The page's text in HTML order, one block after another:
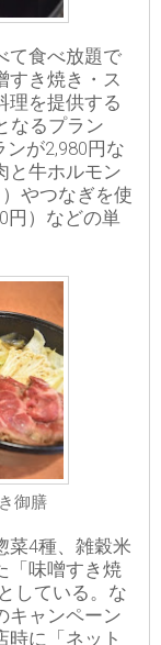
て食べ放題で
すき焼き・ス
理を提供する
なるプラン
ンが2,980円な
と牛ホルモン
やつなぎを使
円）などの単
御膳
菜4種、雑穀米
「味噌すき焼
している。な
キャンペーン
時に「ネット